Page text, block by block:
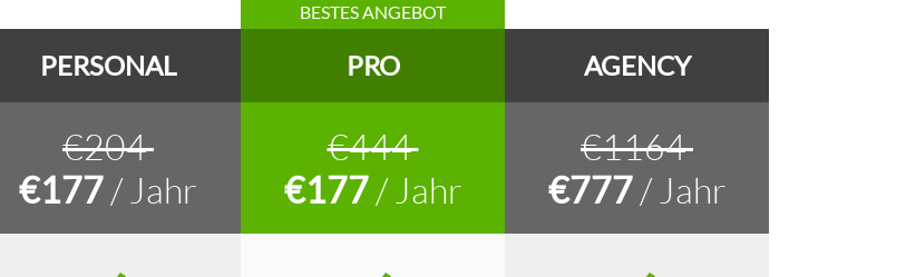
BESTES ANGEBOT
PERSONAL PRO AGENCY
€204
€177/ Jahr
€444
€177/ Jahr
€1164
€777/ Jahr